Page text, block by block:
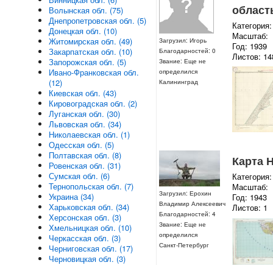
Загрузил: Игорь
Благодарностей: 0
Звание: Еще не
определился
Калининград
Масштаб:
Год: 1939
Листов:
Загрузил: Ерохин
Владимир Алексеевич
Благодарностей: 4
Звание: Еще не
определился
Санкт-Петербург
Карта
Масштаб:
Год: 1943
Листов: 1
Волынская обл. (75)
Днепропетровская обл. (5)
Донецкая обл. (10)
Житомирская обл. (49)
Закарпатская обл. (10)
Запорожская обл. (5)
Ивано-Франковская обл.
(12)
Киевская обл. (43)
Кировоградская обл. (2)
Луганская обл. (30)
Львовская обл. (34)
Николаевская обл. (1)
Одесская обл. (5)
Полтавская обл. (8)
Ровенская обл. (31)
Сумская обл. (6)
Тернопольская обл. (7)
Украина (34)
Харьковская обл. (34)
Херсонская обл. (3)
Хмельницкая обл. (10)
Черкасская обл. (3)
Черниговская обл. (17)
Черновицкая обл. (3)